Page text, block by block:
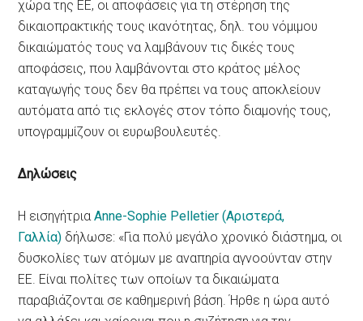
χώρα της ΕΕ, οι αποφάσεις για τη στέρηση της
δικαιοπρακτικής τους ικανότητας, δηλ. του νόμιμου
δικαιώματός τους να λαμβάνουν τις δικές τους
αποφάσεις, που λαμβάνονται στο κράτος μέλος
καταγωγής τους δεν θα πρέπει να τους αποκλείουν
αυτόματα από τις εκλογές στον τόπο διαμονής τους,
υπογραμμίζουν οι ευρωβουλευτές.
Δηλώσεις
Η εισηγήτριαAnne-Sophie Pelletier (Αριστερά,
Γαλλία) δήλωσε: «Για πολύ μεγάλο χρονικό διάστημα, οι
δυσκολίες των ατόμων με αναπηρία αγνοούνταν στην
ΕΕ. Είναι πολίτες των οποίων τα δικαιώματα
παραβιάζονται σε καθημερινή βάση. Ήρθε η ώρα αυτό